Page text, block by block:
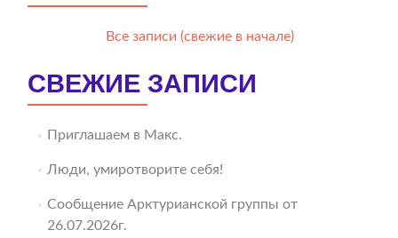
Все записи (свежие в начале)
СВЕЖИЕ ЗАПИСИ
Приглашаем в Макс.
Люди, умиротворите себя!
Сообщение Арктурианской группы от
26.07.2026г.